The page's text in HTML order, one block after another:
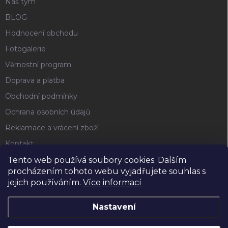
Tento web používá soubory cookies. Dalším
procházením tohoto webu vyjadřujete souhlas s
jejich používáním. Více informací
Nastavení
BLOG
Hodnocení obchodu
Fotogalerie
Věrnostní program
Doprava a platba
Obchodní podmínky
Ochrana osobních údajů
Reklamace a vrácení zboží
Kontakt
FACEBOOK